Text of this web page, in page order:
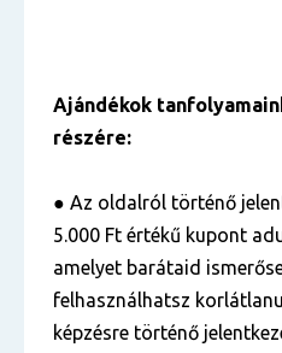
Ajándékok
részére:
● Az oldalról történő
5.000 Ft értékű kupont
amelyet barátaid
felhasználhatsz
képzésre történő